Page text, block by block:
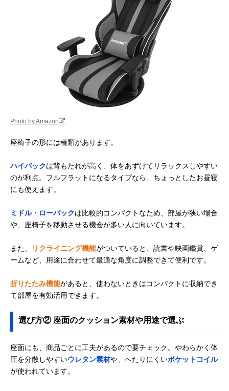
東谷(Azumaya-kk)
もこもこワイドリ
クライナー FKC-
005
ソファ代わりにも
なる2人掛け座椅
子
タンスのゲン へた
りにくいポケット
コイル 座椅子
15210040
ポケットコイル＆
立体クッション採
用モデル
AKRacing 極坐 V2
ゲーミング座椅子
楽に向きを変えら
れる回転式ゲーミ
Amazonで見る
‎山善(YAMAZEN)
優しい座椅子
Amazonで見る
セルタン
(Cellutane) 食パン
おいしそうでかわ
いいデザインが魅
幅45×奥行54～
87×高さ11～
Photo by Amazon
座椅子の形には種類があります。
ハイバックは背もたれが高く、体をあずけてリラックスしやすい
のが利点。フルフラットになるタイプなら、ちょっとしたお昼寝
にも使えます。
ミドル・ローバックは比較的コンパクトなため、部屋が狭い場合
や、座椅子を移動させる機会が多い人に向いています。
また、 リクライニング機能がついていると、読書や映画鑑賞、ゲ
ームなど、用途に合わせて最適な角度に調整できて便利です。
折りたたみ機能があると、使わないときはコンパクトに収納でき
て部屋を有効活用できます。
選び方② 座面のクッション素材や用途で選ぶ
座面にも、商品ごとに工夫があるので要チェック。やわらかく体
圧を分散しやすいウレタン素材や、へたりにくいポケットコイル
が使われています。